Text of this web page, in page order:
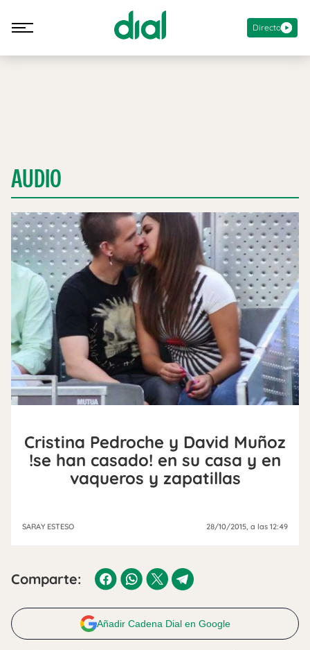
Directo
AUDIO
Cristina Pedroche y David Muñoz
!se han casado! en su casa y en
vaqueros y zapatillas
SARAY ESTESO 28/10/2015 , a las 12:49
Comparte:
Añadir Cadena Dial en Google